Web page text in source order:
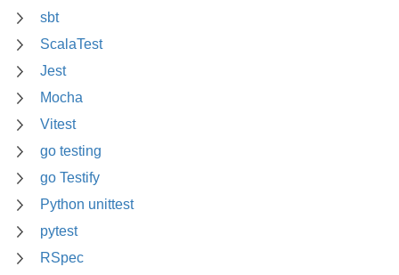
sbt
ScalaTest
Jest
Mocha
Vitest
go testing
go Testify
Python unittest
pytest
RSpec